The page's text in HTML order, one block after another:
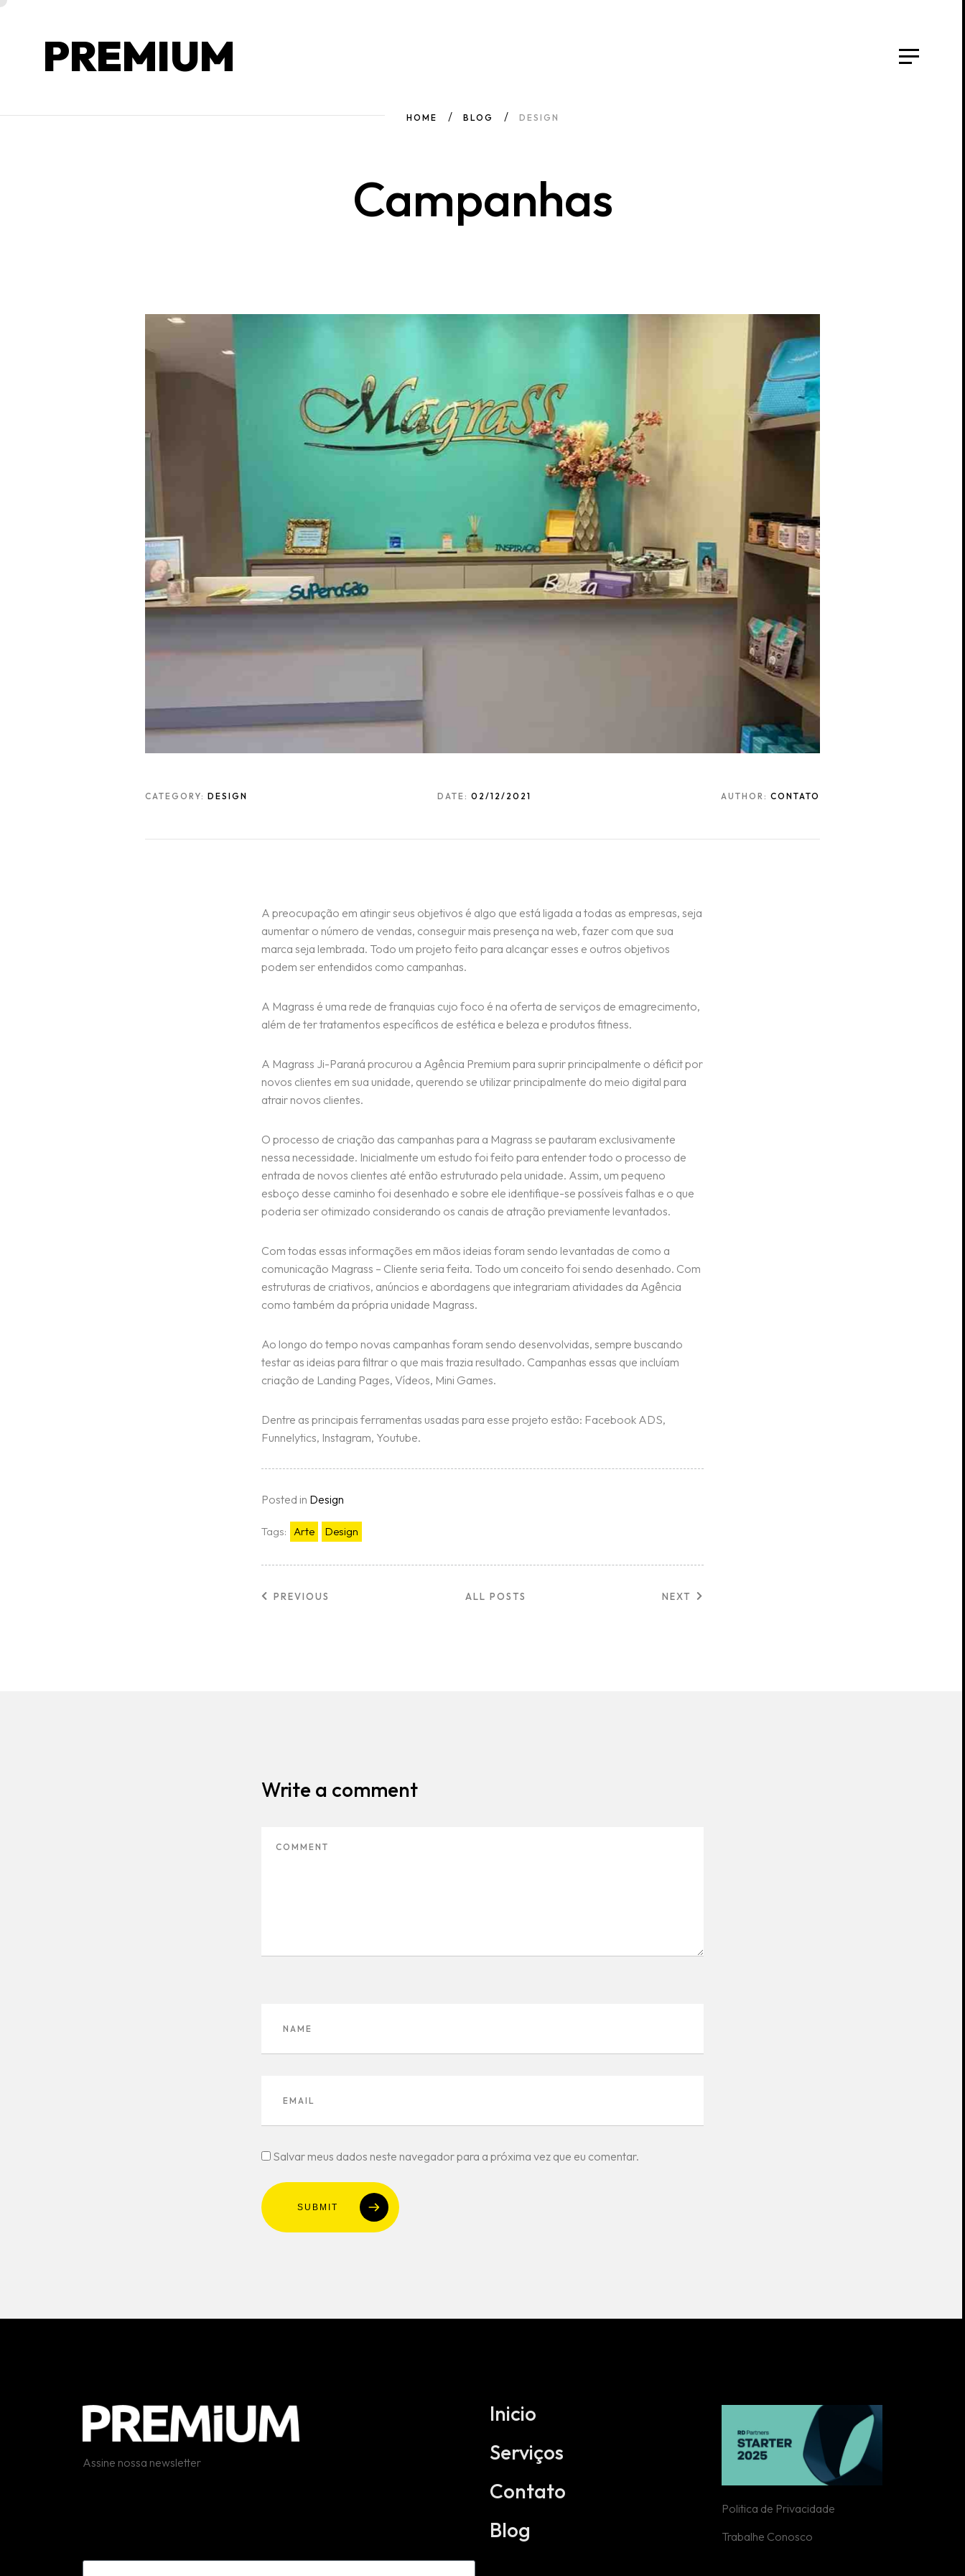
PREMIUM
PREMIUM
Trabalhe conosco
HOME BLOG DESIGN
Campanhas
CATEGORY: DESIGN DATE: 02/12/2021 AUTHOR: CONTATO
A preocupação em atingir seus objetivos é algo que está ligada a todas as empresas, seja
aumentar o número de vendas, conseguir mais presença na web, fazer com que sua
marca seja lembrada. Todo um projeto feito para alcançar esses e outros objetivos
podem ser entendidos como campanhas.
A Magrass é uma rede de franquias cujo foco é na oferta de serviços de emagrecimento,
além de ter tratamentos específicos de estética e beleza e produtos fitness.
A Magrass Ji-Paraná procurou a Agência Premium para suprir principalmente o déficit por
novos clientes em sua unidade, querendo se utilizar principalmente do meio digital para
atrair novos clientes.
O processo de criação das campanhas para a Magrass se pautaram exclusivamente
nessa necessidade. Inicialmente um estudo foi feito para entender todo o processo de
entrada de novos clientes até então estruturado pela unidade. Assim, um pequeno
esboço desse caminho foi desenhado e sobre ele identifique-se possíveis falhas e o que
poderia ser otimizado considerando os canais de atração previamente levantados.
Com todas essas informações em mãos ideias foram sendo levantadas de como a
comunicação Magrass – Cliente seria feita. Todo um conceito foi sendo desenhado. Com
estruturas de criativos, anúncios e abordagens que integrariam atividades da Agência
como também da própria unidade Magrass.
Ao longo do tempo novas campanhas foram sendo desenvolvidas, sempre buscando
testar as ideias para filtrar o que mais trazia resultado. Campanhas essas que incluíam
criação de Landing Pages, Vídeos, Mini Games.
Dentre as principais ferramentas usadas para esse projeto estão: Facebook ADS,
Funnelytics, Instagram, Youtube.
Posted in Design
Tags: Arte Design
PREVIOUS ALL POSTS NEXT
Write a comment
Salvar meus dados neste navegador para a próxima vez que eu comentar.
SUBMIT
Assine nossa newsletter
Inicio
Serviços
Contato
Blog
Politica de Privacidade
Trabalhe Conosco